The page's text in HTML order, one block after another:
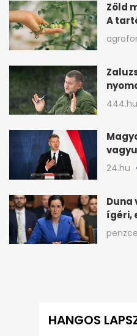
Zöld
A
444.hu
24.hu
Duna
ígéri,
jön
HANGOS